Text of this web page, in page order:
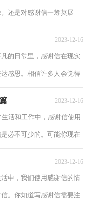
还是对感谢信一筹莫展
2023-12-16
的日常里，感谢信在现实
感恩。相信许多人会觉得
2023-12-16
活和工作中，感谢信使用
必不可少的。可能你现在
2023-12-16
中，我们使用感谢信的情
。你知道写感谢信需要注